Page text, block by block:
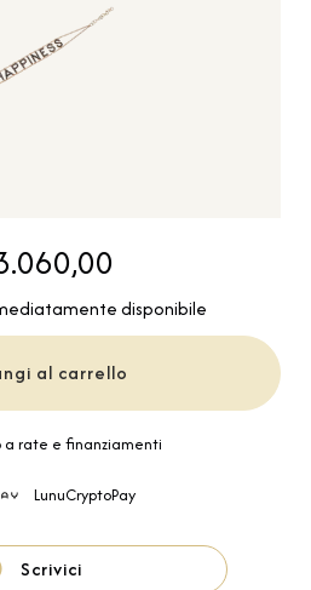
disponibile
al carrello
a rate e finanziamenti
LunuCryptoPay
Scrivici